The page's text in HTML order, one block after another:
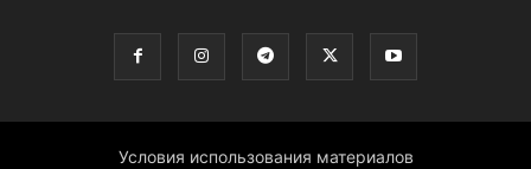
Условия использования материалов